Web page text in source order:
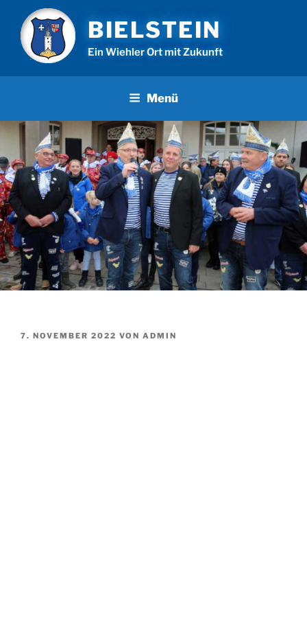
Inhalt
springen
BIELSTEIN
Ein Wiehler Ort mit Zukunft
Menü
VERÖFFENTLICHT
7. NOVEMBER 2022 VON ADMIN